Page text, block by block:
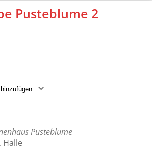
Pusteblume 2
Pusteblume
Halle